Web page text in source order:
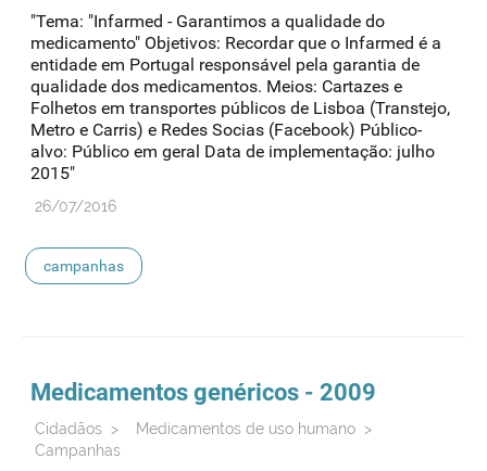
"Tema: "Infarmed - Garantimos a qualidade do
medicamento" Objetivos: Recordar que o Infarmed é a
entidade em Portugal responsável pela garantia de
qualidade dos medicamentos. Meios: Cartazes e
Folhetos em transportes públicos de Lisboa (Transtejo,
Metro e Carris) e Redes Socias (Facebook) Público-
alvo: Público em geral Data de implementação: julho
2015"
26/07/2016
campanhas
Medicamentos genéricos - 2009
Cidadãos > Medicamentos de uso humano >
Campanhas